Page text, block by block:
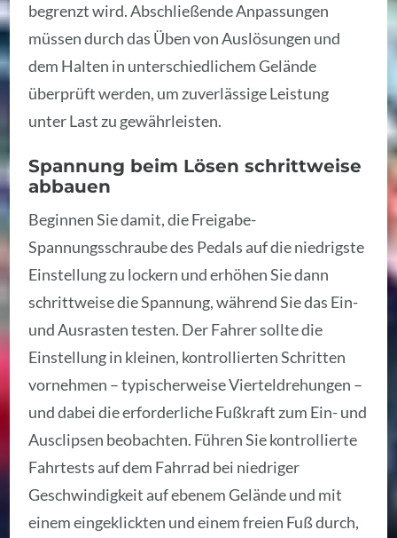
begrenzt wird. Abschließende Anpassungen
müssen durch das Üben von Auslösungen und
dem Halten in unterschiedlichem Gelände
überprüft werden, um zuverlässige Leistung
unter Last zu gewährleisten.
Spannung beim Lösen schrittweise
abbauen
Beginnen Sie damit, die Freigabe-
Spannungsschraube des Pedals auf die niedrigste
Einstellung zu lockern und erhöhen Sie dann
schrittweise die Spannung, während Sie das Ein-
und Ausrasten testen. Der Fahrer sollte die
Einstellung in kleinen, kontrollierten Schritten
vornehmen – typischerweise Vierteldrehungen –
und dabei die erforderliche Fußkraft zum Ein- und
Ausclipsen beobachten. Führen Sie kontrollierte
Fahrtests auf dem Fahrrad bei niedriger
Geschwindigkeit auf ebenem Gelände und mit
einem eingeklickten und einem freien Fuß durch,